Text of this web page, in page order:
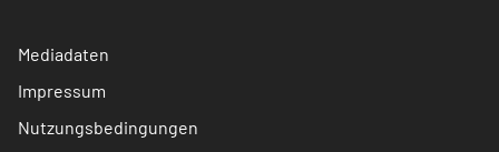
Mediadaten
Impressum
Nutzungsbedingungen